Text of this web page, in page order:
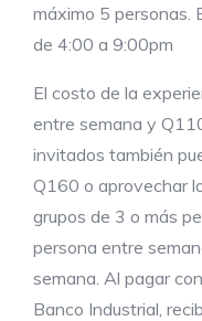
máximo 5 personas.
de 4:00 a 9:00pm
El costo de la
entre semana y
invitados también
Q160 o aprovechar
grupos de 3 o más
persona entre
semana. Al pagar
Banco Industrial,